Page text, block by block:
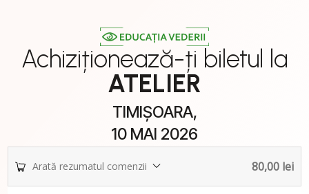
Achiziționează-ți biletul la
ATELIER
TIMIȘOARA,
10 MAI 2026
Arată rezumatul comenzii 80,00 lei